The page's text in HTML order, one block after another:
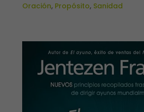
Oración, Propósito, Sanidad